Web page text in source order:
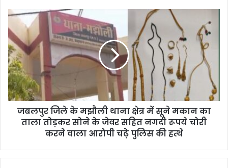
जबलपुर जिले के मझौली थाना क्षेत्र में सूने मकान का
ताला तोड़कर सोने के जेवर सहित नगदी रूपये चोरी
करने वाला आरोपी चढ़े पुलिस की हत्थे